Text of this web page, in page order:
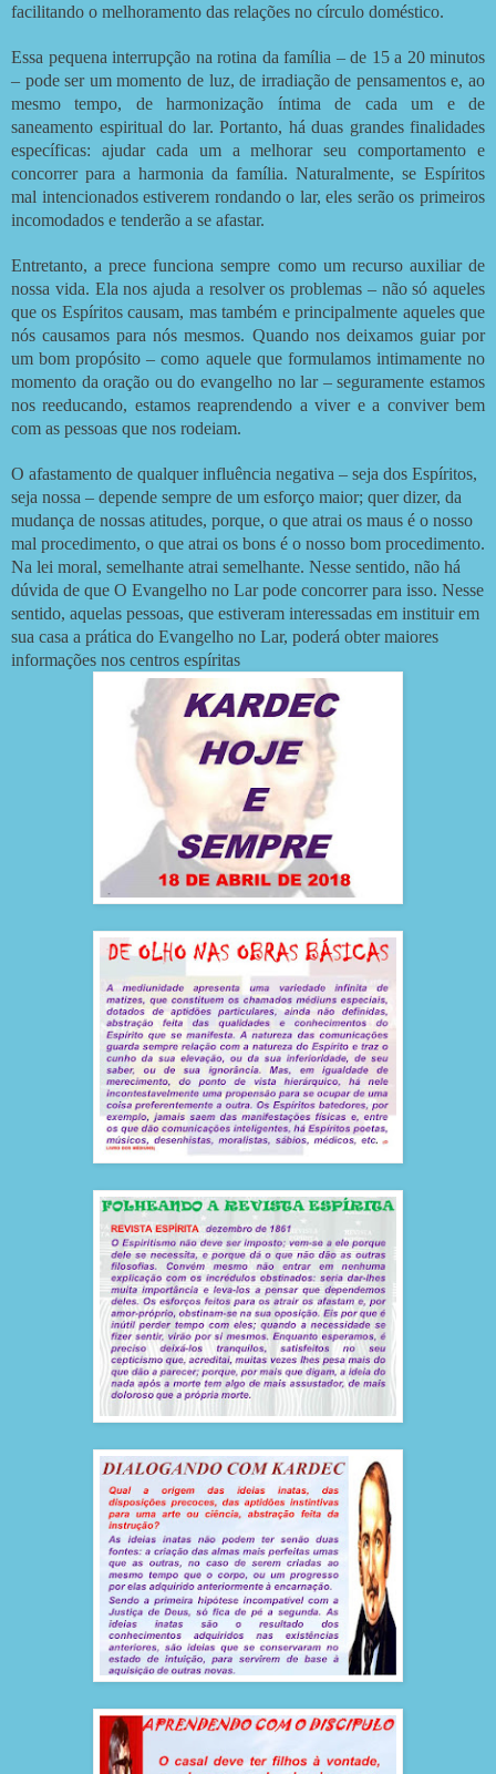
facilitando o melhoramento das relações no círculo doméstico.
Essa pequena interrupção na rotina da família – de 15 a 20 minutos
– pode ser um momento de luz, de irradiação de pensamentos e, ao
mesmo tempo, de harmonização íntima de cada um e de
saneamento espiritual do lar. Portanto, há duas grandes finalidades
específicas: ajudar cada um a melhorar seu comportamento e
concorrer para a harmonia da família. Naturalmente, se Espíritos
mal intencionados estiverem rondando o lar, eles serão os primeiros
incomodados e tenderão a se afastar.
Entretanto, a prece funciona sempre como um recurso auxiliar de
nossa vida. Ela nos ajuda a resolver os problemas – não só aqueles
que os Espíritos causam, mas também e principalmente aqueles que
nós causamos para nós mesmos. Quando nos deixamos guiar por
um bom propósito – como aquele que formulamos intimamente no
momento da oração ou do evangelho no lar – seguramente estamos
nos reeducando, estamos reaprendendo a viver e a conviver bem
com as pessoas que nos rodeiam.
O afastamento de qualquer influência negativa – seja dos Espíritos,
seja nossa – depende sempre de um esforço maior; quer dizer, da
mudança de nossas atitudes, porque, o que atrai os maus é o nosso
mal procedimento, o que atrai os bons é o nosso bom procedimento.
Na lei moral, semelhante atrai semelhante. Nesse sentido, não há
dúvida de que O Evangelho no Lar pode concorrer para isso. Nesse
sentido, aquelas pessoas, que estiveram interessadas em instituir em
sua casa a prática do Evangelho no Lar, poderá obter maiores
informações nos centros espíritas